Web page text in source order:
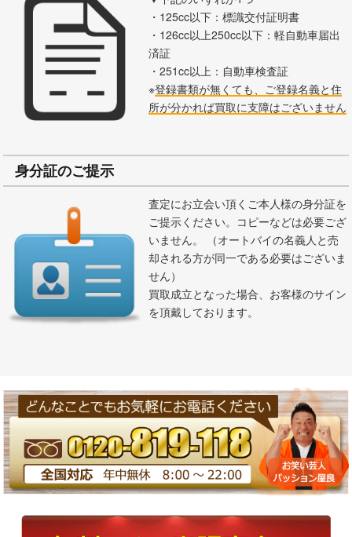
・125cc以下：標識交付証明書
・126cc以上250cc以下：軽自動車届出
済証
・251cc以上：自動車検査証
※登録書類が無くても、ご登録名義と住
所が分かれば買取に支障はございません
身分証のご提示
査定にお立会い頂くご本人様の身分証を
ご提示ください。コピーなどは必要ござ
いません。 （オートバイの名義人と売
却される方が同一である必要はございま
せん）
買取成立となった場合、お客様のサイン
を頂戴しております。